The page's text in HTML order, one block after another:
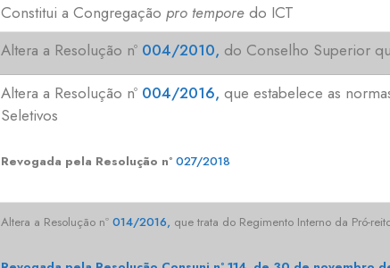
Constitui a Congregação pro tempore do ICT
Altera a Resolução nº 004/2010, do Conselho Superior
Altera a Resolução nº 004/2016, que estabelece as
Seletivos
Revogada pela Resolução nº 027/2018
Altera a Resolução nº 014/2016, que trata do Regimento Interno da Pró-